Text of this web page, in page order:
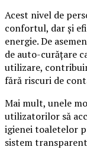
Acest nivel de
confortul, dar și
energie. De
de auto-curățare
utilizare,
fără riscuri de
Mai mult, unele
utilizatorilor să
igienei toaletelor
sistem